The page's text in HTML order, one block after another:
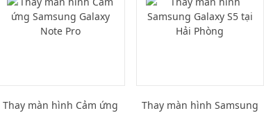
Thay màn hình Cảm ứng
Thay màn hình Samsung